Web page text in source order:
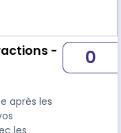
-
après les
les
0